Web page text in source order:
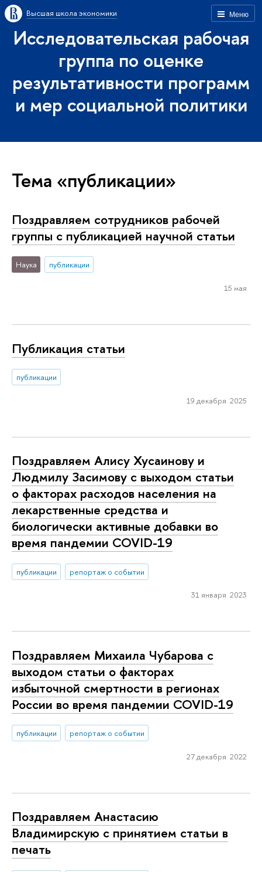
Меню
Высшая школа экономики
Исследовательская рабочая
группа по оценке
результативности программ
и мер социальной политики
Тема «публикации»
Поздравляем сотрудников рабочей
группы с публикацией научной статьи
Наука публикации
15 мая
Публикация статьи
публикации
19 декабря 2025
Поздравляем Алису Хусаинову и
Людмилу Засимову с выходом статьи
о факторах расходов населения на
лекарственные средства и
биологически активные добавки во
время пандемии COVID-19
публикации репортаж о событии
31 января 2023
Поздравляем Михаила Чубарова с
выходом статьи о факторах
избыточной смертности в регионах
России во время пандемии COVID-19
публикации репортаж о событии
27 декабря 2022
Поздравляем Анастасию
Владимирскую с принятием статьи в
печать